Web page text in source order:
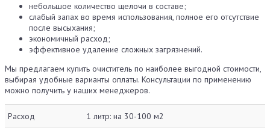
небольшое количество щелочи в составе;
слабый запах во время использования, полное его отсутствие
после высыхания;
экономичный расход;
эффективное удаление сложных загрязнений.
Мы предлагаем купить очиститель по наиболее выгодной стоимости,
выбирая удобные варианты оплаты. Консультации по применению
можно получить у наших менеджеров.
Расход 1 литр: на 30-100 м2